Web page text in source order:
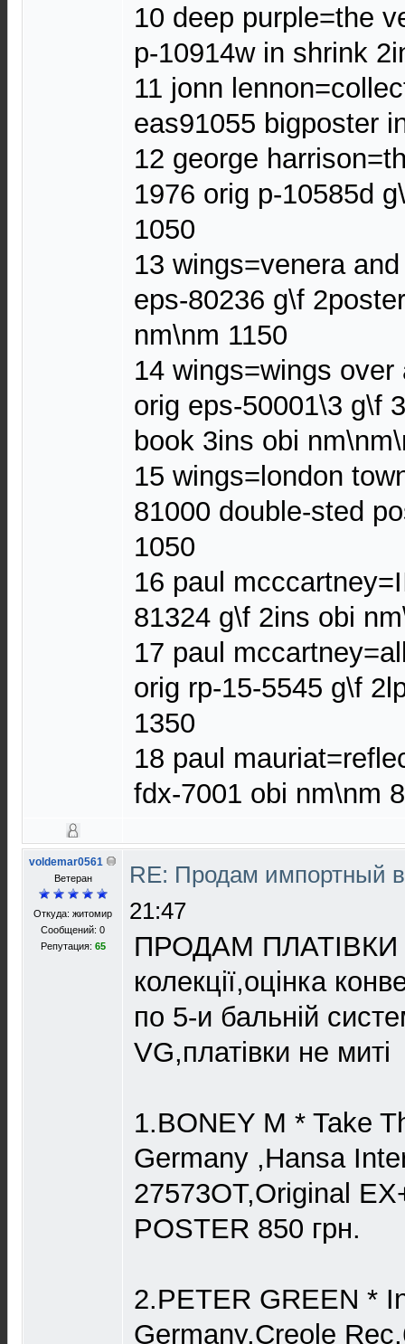
10 deep purple=the
p-10914w in shrink
11 jonn
eas91055 bigposter
12 george
1976 orig p-10585d
1050
13 wings=venera
eps-80236 g\f
nm\nm 1150
14 wings=wings
orig eps-50001\3 g\f
book 3ins obi
15 wings=london
81000 double-sted
1050
16 paul
81324 g\f 2ins obi
17 paul
orig rp-15-5545 g\f
1350
18 paul
fdx-7001 obi nm\nm
voldemar0561
Ветеран
Откуда: житомир
Сообщений: 0
Репутация: 65
RE: Продам импортный
21:47
ПРОДАМ ПЛАТІВКИ
колекції,оцінка
по 5-и бальній
VG,платівки не миті
1.BONEY M * Take
Germany ,Hansa
27573OT,Original
POSTER 850 грн.
2.PETER GREEN *
Germany,Creole